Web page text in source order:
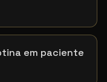
em paciente